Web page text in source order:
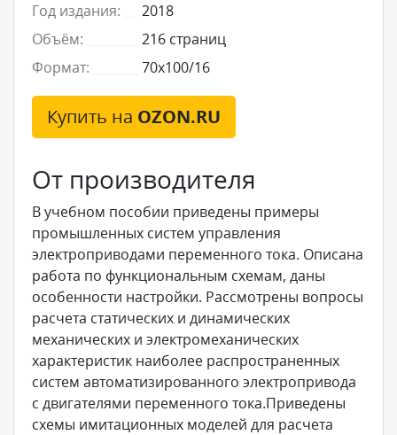
Год издания:
2018
Объём:
216 страниц
Формат:
70x100/16
Купить на OZON.RU
От производителя
В учебном пособии приведены примеры
промышленных систем управления
электроприводами переменного тока. Описана
работа по функциональным схемам, даны
особенности настройки. Рассмотрены вопросы
расчета статических и динамических
механических и электромеханических
характеристик наиболее распространенных
систем автоматизированного электропривода
с двигателями переменного тока.Приведены
схемы имитационных моделей для расчета